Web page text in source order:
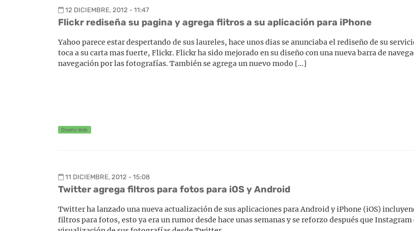
12 DICIEMBRE, 2012 - 11:47
Flickr rediseña su pagina y agrega flitros a su aplicación para iPhone
Yahoo parece estar despertando de sus laureles, hace unos dias se anunciaba el rediseño de su
toca a su carta mas fuerte, Flickr. Flickr ha sido mejorado en su diseño con una nueva barra de
navegación por las fotografías. También se agrega un nuevo modo […]
Diseño Web
11 DICIEMBRE, 2012 - 15:08
Twitter agrega filtros para fotos para iOS y Android
Twitter ha lanzado una nueva actualización de sus aplicaciones para Android y iPhone (iOS)
filtros para fotos, esto ya era un rumor desde hace unas semanas y se reforzo después que